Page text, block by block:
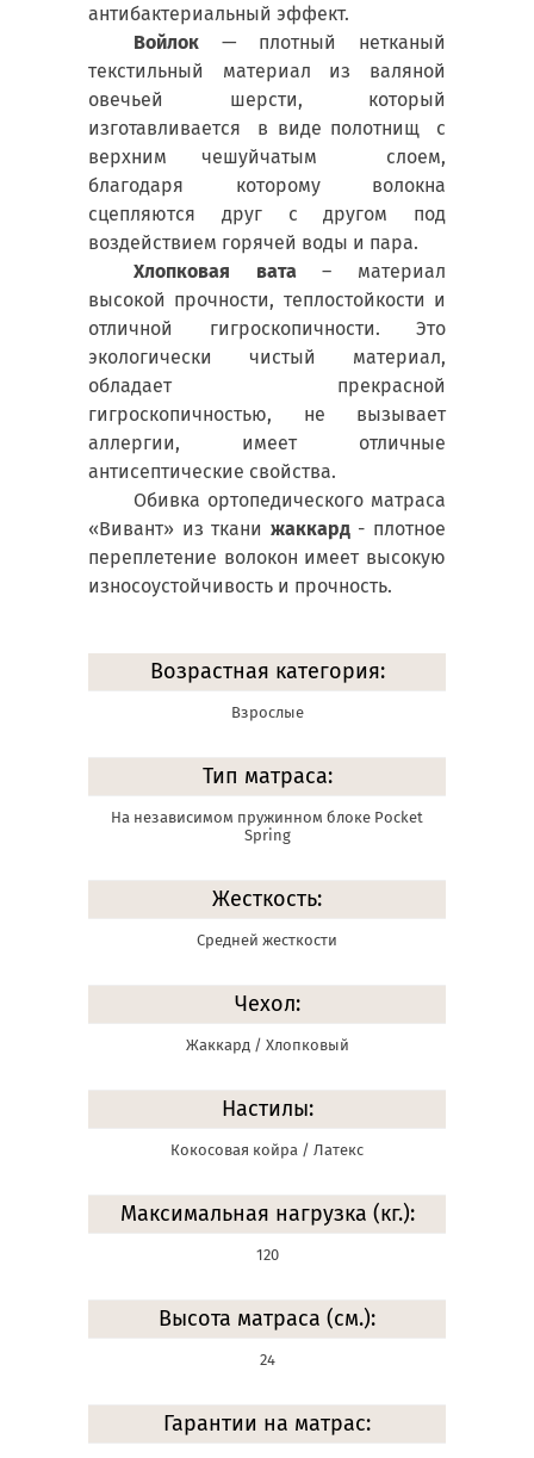
антибактериальный эффект.
Войлок
— плотный нетканый
текстильный материал из валяной
овечьей шерсти, который
изготавливается в виде полотнищ с
верхним чешуйчатым слоем,
благодаря которому волокна
сцепляются друг с другом под
воздействием горячей воды и пара.
Хлопковая вата– материал
высокой прочности, теплостойкости и
отличной гигроскопичности. Это
экологически чистый материал,
обладает прекрасной
гигроскопичностью, не вызывает
аллергии, имеет отличные
антисептические свойства.
Обивка ортопедического матраса
«Вивант» из ткани жаккард- плотное
переплетение волокон имеет высокую
износоустойчивость и прочность.
Возрастная категория:
Взрослые
Тип матраса:
На независимом пружинном блоке Pocket
Spring
Жесткость:
Средней жесткости
Чехол:
Жаккард / Хлопковый
Настилы:
Кокосовая койра / Латекс
Максимальная нагрузка (кг.):
120
Высота матраса (см.):
24
Гарантии на матрас: